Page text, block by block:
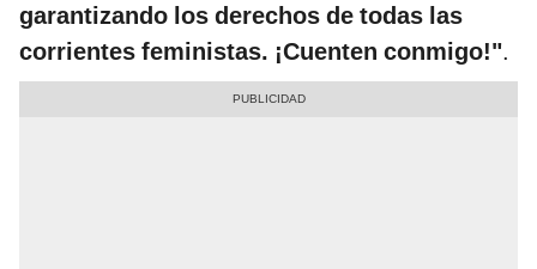
garantizando los derechos de todas las
corrientes feministas. ¡Cuenten conmigo!".